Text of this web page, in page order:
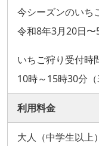
今シーズンのいち
令和8年3月20日〜
いちご狩り受付時
10時～15時30分（
利用料金
大人（中学生以上